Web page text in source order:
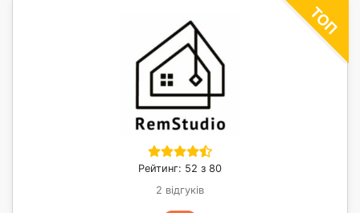
Рейтинг: 52 з 80
2 відгуків